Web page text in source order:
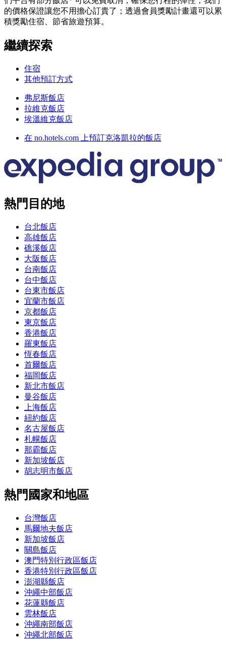
的價格保證讓您不用擔心訂貴了；透過會員獎勵計畫還可以累
積獎勵住宿、節省旅遊預算。
繼續探索
住宿
其他預訂方式
弗尼斯飯店
拉維克飯店
埃溫維克飯店
在 no.hotels.com 上預訂克洛凱拉的飯店
熱門目的地
台北飯店
高雄飯店
礁溪飯店
大阪飯店
台南飯店
台中飯店
台東市飯店
宜蘭市飯店
京都飯店
東京飯店
香港飯店
羅東飯店
恆春飯店
首爾飯店
福岡飯店
新北市飯店
曼谷飯店
上海飯店
紐約飯店
名古屋飯店
札幌飯店
那霸飯店
新加坡飯店
胡志明市飯店
熱門國家和地區
台灣飯店
馬爾地夫飯店
新加坡飯店
關島飯店
澳門特別行政區飯店
香港特別行政區飯店
澎湖縣飯店
沖繩中部飯店
花蓮縣飯店
雲林飯店
沖繩南部飯店
沖繩北部飯店